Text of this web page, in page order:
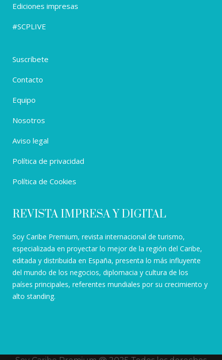
Ediciones impresas
#SCPLIVE
Suscríbete
Contacto
Equipo
Nosotros
Aviso legal
Política de privacidad
Política de Cookies
REVISTA IMPRESA Y DIGITAL
Soy Caribe Premium, revista internacional de turismo,
especializada en proyectar lo mejor de la región del Caribe,
editada y distribuida en España, presenta lo más influyente
del mundo de los negocios, diplomacia y cultura de los
países principales, referentes mundiales por su crecimiento y
alto standing.